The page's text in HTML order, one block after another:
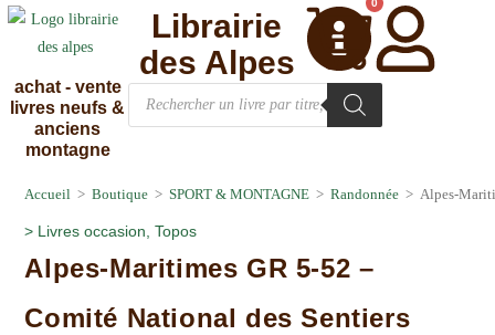
achat - vente
livres neufs &
anciens
montagne
0
Librairie
des Alpes
Accueil > Boutique > SPORT & MONTAGNE > Randonnée > Alpes-
> Livres occasion,Topos
Alpes-Maritimes GR 5-52 –
Comité National des Sentiers